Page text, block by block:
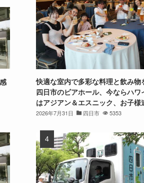
快適な室内で多彩な料理と飲み物
四日市のビアホール、今ならハワ
はアジアン＆エスニック、お子様
2026年7月31日 四日市 5353